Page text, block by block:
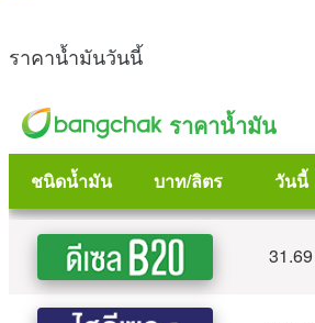
ราคาน้ำมันวันนี้